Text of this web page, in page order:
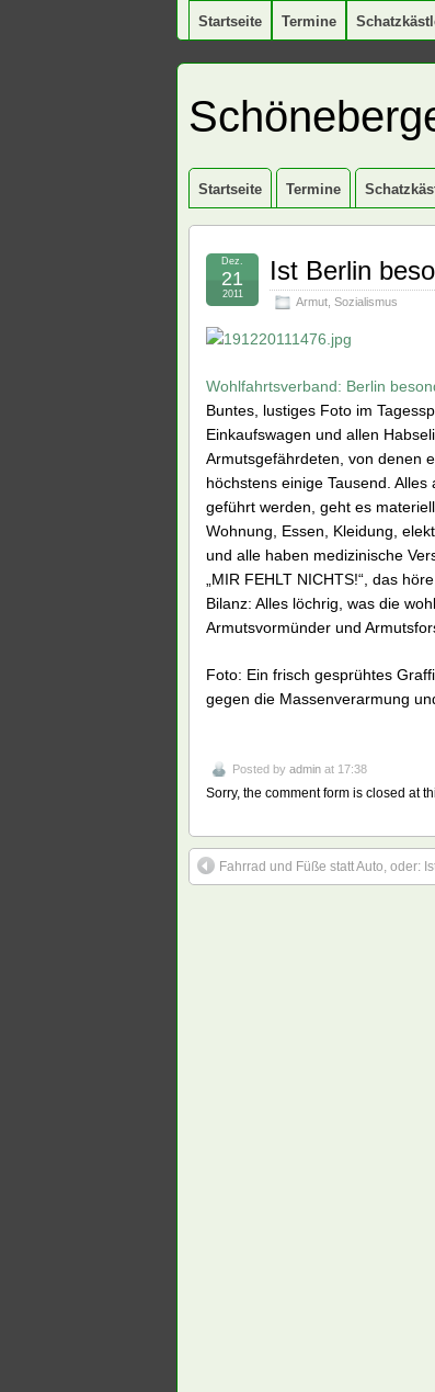
Startseite Termine
Startseite Termine
Ist Berlin
Armut Sozialismus
Dez.
21
2011
Wohlfahrtsverband: Berlin
Buntes, lustiges Foto im
Einkaufswagen und allen
Armutsgefährdeten, von denen
höchstens einige Tausend.
geführt werden, geht es
Wohnung, Essen, Kleidung,
und alle haben medizinische
„MIR FEHLT NICHTS!“, das
Bilanz: Alles löchrig, was die
Armutsvormünder und
Foto: Ein frisch gesprühtes
gegen die Massenverarmung
Posted by admin at 17:38
Sorry, the comment form is closed at
Fahrrad und Füße statt Auto, oder: